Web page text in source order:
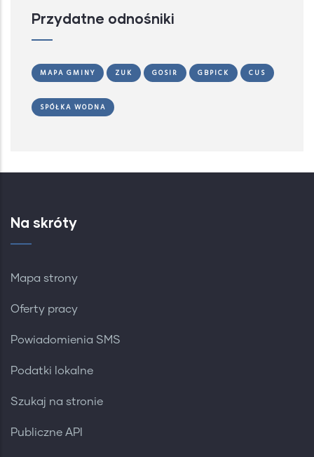
Przydatne odnośniki
MAPA GMINY ZUK GOSIR GBPICK CUS
SPÓŁKA WODNA
Na skróty
Mapa strony
Oferty pracy
Powiadomienia SMS
Podatki lokalne
Szukaj na stronie
Publiczne API